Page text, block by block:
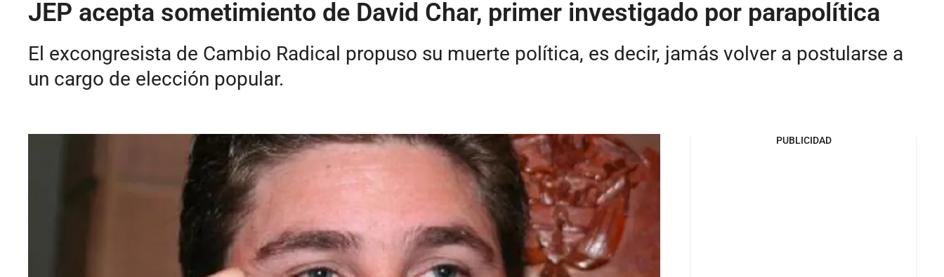
JEP acepta sometimiento de David Char, primer investigado por parapolítica
El excongresista de Cambio Radical propuso su muerte política, es decir, jamás volver a postularse a
un cargo de elección popular.
PUBLICIDAD